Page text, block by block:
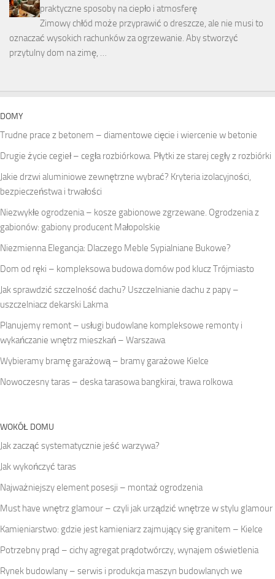
praktyczne sposoby na ciepło i atmosferę
Zimowy chłód może przyprawić o dreszcze, ale nie musi to
oznaczać wysokich rachunków za ogrzewanie. Aby stworzyć
przytulny dom na zimę, …
DOMY
Trudne prace z betonem – diamentowe cięcie i wiercenie w betonie
Drugie życie cegieł – cegła rozbiórkowa. Płytki ze starej cegły z rozbiórki
Jakie drzwi aluminiowe zewnętrzne wybrać? Kryteria izolacyjności,
bezpieczeństwa i trwałości
Niezwykłe ogrodzenia – kosze gabionowe zgrzewane. Ogrodzenia z
gabionów: gabiony producent Małopolskie
Niezmienna Elegancja: Dlaczego Meble Sypialniane Bukowe?
Dom od ręki – kompleksowa budowa domów pod klucz Trójmiasto
Jak sprawdzić szczelność dachu? Uszczelnianie dachu z papy –
uszczelniacz dekarski Lakma
Planujemy remont – usługi budowlane kompleksowe remonty i
wykańczanie wnętrz mieszkań – Warszawa
Wybieramy bramę garażową – bramy garażowe Kielce
Nowoczesny taras – deska tarasowa bangkirai, trawa rolkowa
WOKÓŁ DOMU
Jak zacząć systematycznie jeść warzywa?
Jak wykończyć taras
Najważniejszy element posesji – montaż ogrodzenia
Must have wnętrz glamour – czyli jak urządzić wnętrze w stylu glamour
Kamieniarstwo: gdzie jest kamieniarz zajmujący się granitem – Kielce
Potrzebny prąd – cichy agregat prądotwórczy, wynajem oświetlenia
Rynek budowlany – serwis i produkcja maszyn budowlanych we